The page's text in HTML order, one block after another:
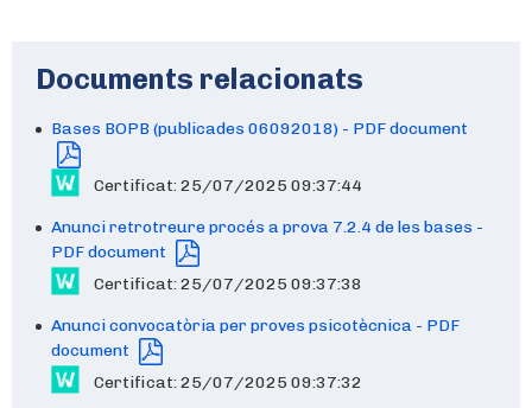
Documents relacionats
Bases BOPB (publicades 06092018) - PDF document
Certificat: 25/07/2025 09:37:44
Anunci retrotreure procés a prova 7.2.4 de les bases -
PDF document
Certificat: 25/07/2025 09:37:38
Anunci convocatòria per proves psicotècnica - PDF
document
Certificat: 25/07/2025 09:37:32